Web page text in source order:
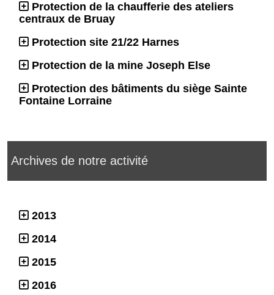
Protection de la chaufferie des ateliers
centraux de Bruay
Protection site 21/22 Harnes
Protection de la mine Joseph Else
Protection des bâtiments du siège Sainte
Fontaine Lorraine
Archives de notre activité
2013
2014
2015
2016